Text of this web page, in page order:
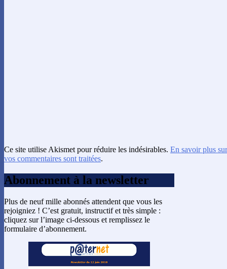
Ce site utilise Akismet pour réduire les indésirables. En savoir plus
vos commentaires sont traitées.
Abonnement à la newsletter
Plus de neuf mille abonnés attendent que vous les
rejoigniez ! C’est gratuit, instructif et très simple :
cliquez sur l’image ci-dessous et remplissez le
formulaire d’abonnement.